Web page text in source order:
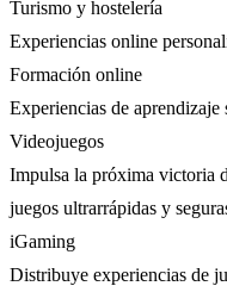
Turismo y hostelería
Experiencias online
Formación online
Experiencias de aprendizaje
Videojuegos
Impulsa la próxima victoria
juegos ultrarrápidas y
iGaming
Distribuye experiencias de